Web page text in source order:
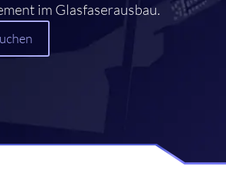
im Glasfaserausbau.